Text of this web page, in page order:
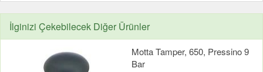
İlginizi Çekebilecek Diğer Ürünler
Motta Tamper, 650, Pressino 9
Bar